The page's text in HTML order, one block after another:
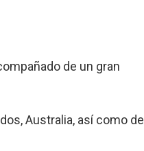
de un gran
Australia, así como de